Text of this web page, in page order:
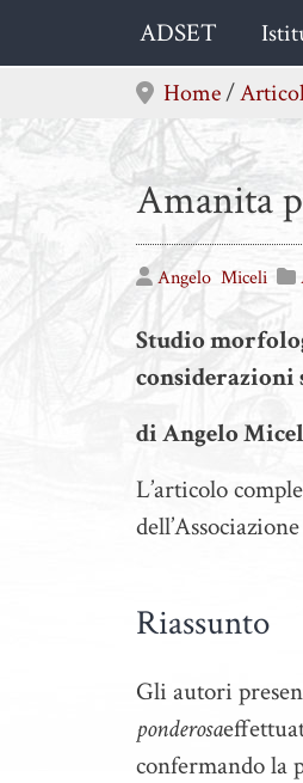
ADSET
Home/
Amanita
Angelo Miceli
Studio
considerazioni
di Angelo
L’articolo
Riassunto
Gli autori
ponderosa
confermando la